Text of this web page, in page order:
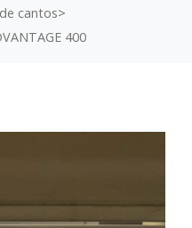
cantos>
400